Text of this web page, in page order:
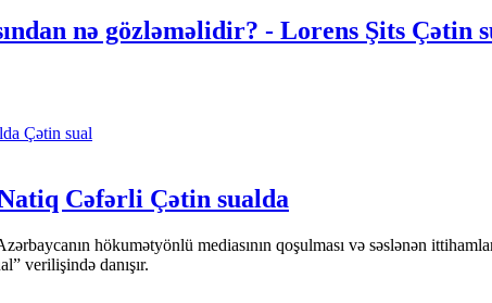
nə gözləməlidir? - Lorens Şits Çətin
Çətin sual
Cəfərli Çətin sualda
hökumətyönlü mediasının qoşulması və səslənən
verilişində danışır.